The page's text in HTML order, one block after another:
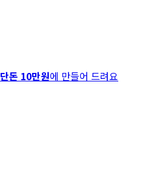
단돈 10만원에 만들어 드려요